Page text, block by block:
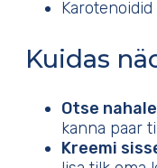
Karotenoidid
Kuidas
Otse
kanna paar
Kreemi